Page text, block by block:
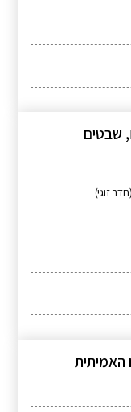
שבטים
זוגי)
האמיתית